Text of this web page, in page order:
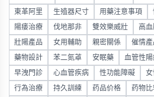
東革阿里 生殖器尺寸 用藥注意事項
陽痿治療 伐地那非 雙效樂威壯 高
壯陽產品 女用輔助 親密關係 催情產
藥物設計 苯二氮䓬 安眠藥 血管性陽
早洩門診 心血管疾病 性功能障礙 女
行為治療 持久訓練 药品价格 药物比